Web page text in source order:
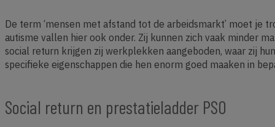
De term ‘mensen met afstand tot de arbeidsmarkt’ moet je
autisme vallen hier ook onder. Zij kunnen zich vaak minder
social return krijgen zij werkplekken aangeboden, waar zij
specifieke eigenschappen die hen enorm goed maaken in
Social return en prestatieladder PSO